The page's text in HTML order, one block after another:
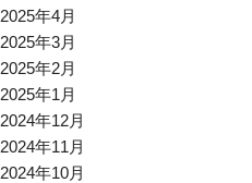
2025年4月
2025年3月
2025年2月
2025年1月
2024年12月
2024年11月
2024年10月